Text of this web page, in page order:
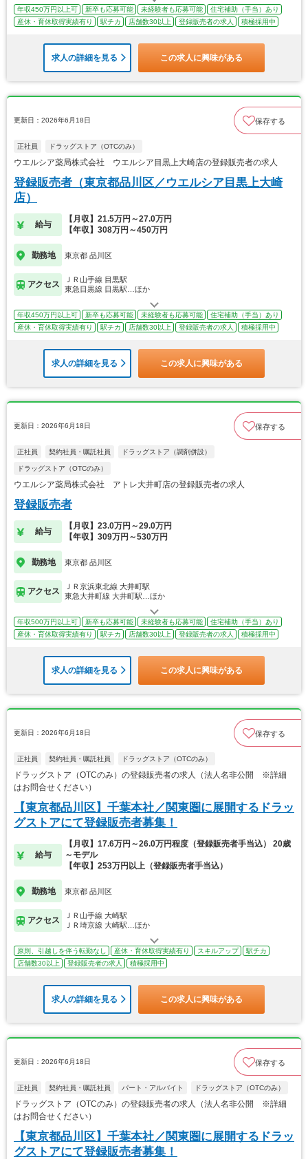
年収450万円以上可 新卒も応募可能 未経験者も応募可能
住宅補助（手当）あり
産休・育休取得実績有り
駅チカ 店舗数30以上 登録販売者の求人 積極採用中
求人の詳細を見る この求人に興味がある
更新日：2026年6月18日 保存する
正社員 ドラッグストア（OTCのみ）
ウエルシア薬局株式会社 ウエルシア目黒上大崎店の登録販売者の求人
登録販売者（東京都品川区／ウエルシア目黒上大崎
店）
給与
【月収】21.5万円～27.0万円
【年収】308万円～450万円
勤務地 東京都 品川区
アクセス
ＪＲ山手線 目黒駅
東急目黒線 目黒駅…ほか
年収450万円以上可 新卒も応募可能 未経験者も応募可能
住宅補助（手当）あり
産休・育休取得実績有り
駅チカ 店舗数30以上 登録販売者の求人 積極採用中
求人の詳細を見る この求人に興味がある
更新日：2026年6月18日 保存する
正社員 契約社員・嘱託社員 ドラッグストア（調剤併設）
ドラッグストア（OTCのみ）
ウエルシア薬局株式会社 アトレ大井町店の登録販売者の求人
登録販売者
給与
【月収】23.0万円～29.0万円
【年収】309万円～530万円
勤務地 東京都 品川区
アクセス
ＪＲ京浜東北線 大井町駅
東急大井町線 大井町駅…ほか
年収500万円以上可 新卒も応募可能 未経験者も応募可能
住宅補助（手当）あり
産休・育休取得実績有り
駅チカ 店舗数30以上 登録販売者の求人 積極採用中
求人の詳細を見る この求人に興味がある
更新日：2026年6月18日 保存する
正社員 契約社員・嘱託社員 ドラッグストア（OTCのみ）
ドラッグストア（OTCのみ）の登録販売者の求人（法人名非公開 ※詳細
はお問合せください）
【東京都品川区】千葉本社／関東圏に展開するドラッ
グストアにて登録販売者募集！
給与
【月収】17.6万円～26.0万円程度（登録販売者手当込） 20歳
～モデル
【年収】253万円以上（登録販売者手当込）
勤務地 東京都 品川区
アクセス
ＪＲ山手線 大崎駅
ＪＲ埼京線 大崎駅…ほか
原則、引越しを伴う転勤なし 産休・育休取得実績有り スキルアップ
駅チカ
店舗数30以上
登録販売者の求人 積極採用中
求人の詳細を見る この求人に興味がある
更新日：2026年6月18日 保存する
正社員 契約社員・嘱託社員 パート・アルバイト ドラッグストア（OTCのみ）
ドラッグストア（OTCのみ）の登録販売者の求人（法人名非公開 ※詳細
はお問合せください）
【東京都品川区】千葉本社／関東圏に展開するドラッ
グストアにて登録販売者募集！